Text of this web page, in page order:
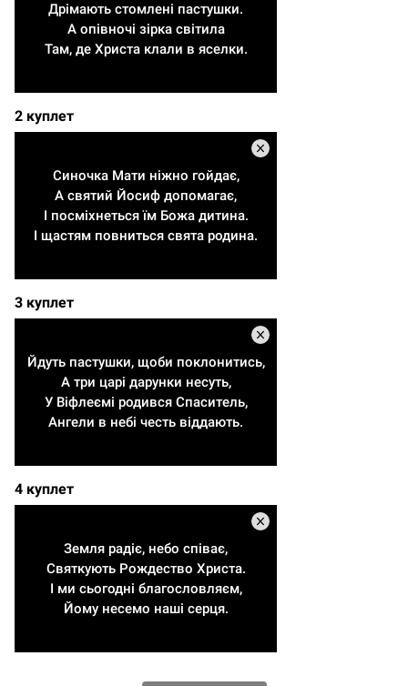
Дрімають стомлені пастушки.
А опівночі зірка світила
Там, де Христа клали в яселки.
2 куплет
Синочка Мати ніжно гойдає,
А святий Йосиф допомагає,
І посміхнеться їм Божа дитина.
І щастям повниться свята родина.
3 куплет
Йдуть пастушки, щоби поклонитись,
А три царі дарунки несуть,
У Віфлеємі родився Спаситель,
Ангели в небі честь віддають.
4 куплет
Земля радіє, небо співає,
Святкують Рождество Христа.
І ми сьогодні благословляєм,
Йому несемо наші серця.